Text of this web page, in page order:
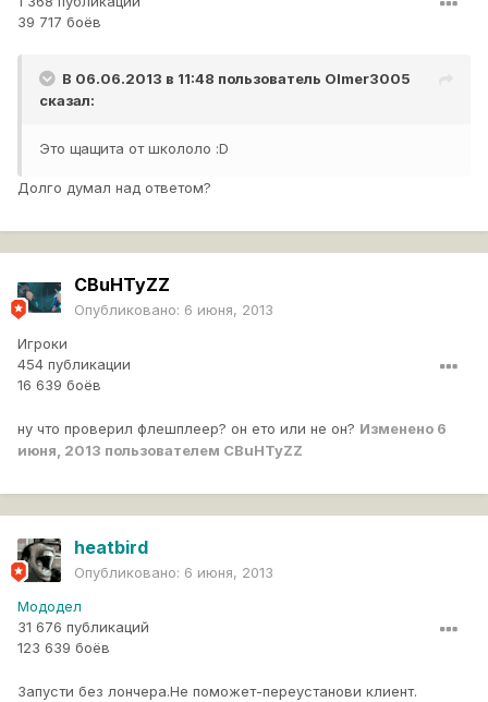
39 717 боёв
В 06.06.2013 в 11:48 пользователь Olmer3005
сказал:
Это щащита от школоло :D
Долго думал над ответом?
CBuHTyZZ
Опубликовано: 6 июня, 2013
Игроки
454 публикации
16 639 боёв
ну что проверил флешплеер? он ето или не он? Изменено 6
июня, 2013 пользователем CBuHTyZZ
heatbird
Опубликовано: 6 июня, 2013
Мододел
31 676 публикаций
123 639 боёв
Запусти без лончера.Не поможет-переустанови клиент.